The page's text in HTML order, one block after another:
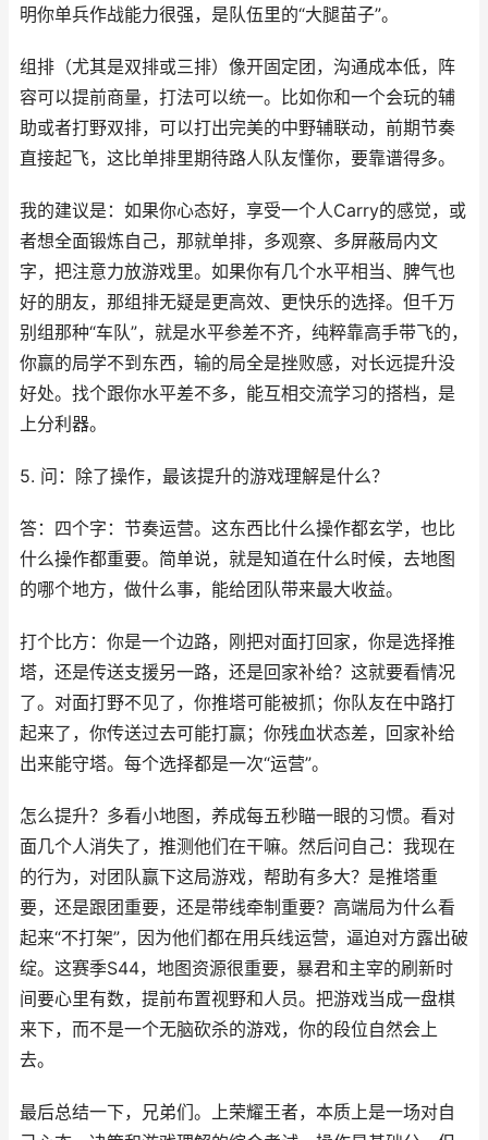
明你单兵作战能力很强，是队伍里的“大腿苗子”。
组排（尤其是双排或三排）像开固定团，沟通成本低，阵
容可以提前商量，打法可以统一。比如你和一个会玩的辅
助或者打野双排，可以打出完美的中野辅联动，前期节奏
直接起飞，这比单排里期待路人队友懂你，要靠谱得多。
我的建议是：如果你心态好，享受一个人Carry的感觉，或
者想全面锻炼自己，那就单排，多观察、多屏蔽局内文
字，把注意力放游戏里。如果你有几个水平相当、脾气也
好的朋友，那组排无疑是更高效、更快乐的选择。但千万
别组那种“车队”，就是水平参差不齐，纯粹靠高手带飞的，
你赢的局学不到东西，输的局全是挫败感，对长远提升没
好处。找个跟你水平差不多，能互相交流学习的搭档，是
上分利器。
5. 问：除了操作，最该提升的游戏理解是什么？
答：四个字：节奏运营。这东西比什么操作都玄学，也比
什么操作都重要。简单说，就是知道在什么时候，去地图
的哪个地方，做什么事，能给团队带来最大收益。
打个比方：你是一个边路，刚把对面打回家，你是选择推
塔，还是传送支援另一路，还是回家补给？这就要看情况
了。对面打野不见了，你推塔可能被抓；你队友在中路打
起来了，你传送过去可能打赢；你残血状态差，回家补给
出来能守塔。每个选择都是一次“运营”。
怎么提升？多看小地图，养成每五秒瞄一眼的习惯。看对
面几个人消失了，推测他们在干嘛。然后问自己：我现在
的行为，对团队赢下这局游戏，帮助有多大？是推塔重
要，还是跟团重要，还是带线牵制重要？高端局为什么看
起来“不打架”，因为他们都在用兵线运营，逼迫对方露出破
绽。这赛季S44，地图资源很重要，暴君和主宰的刷新时
间要心里有数，提前布置视野和人员。把游戏当成一盘棋
来下，而不是一个无脑砍杀的游戏，你的段位自然会上
去。
最后总结一下，兄弟们。上荣耀王者，本质上是一场对自